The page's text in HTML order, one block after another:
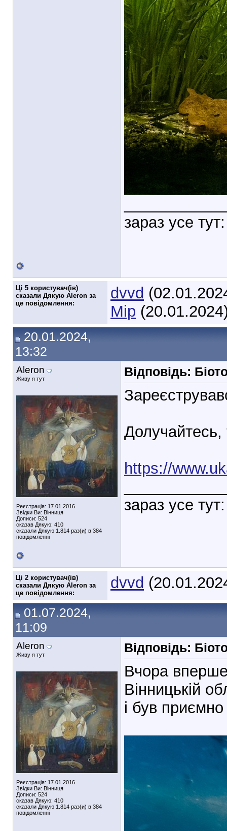
зараз усе
Ці 5 користувач(ів)
сказали Дякую Aleron за
це повідомлення:
dvvd
Мір
20.01.2024,
13:32
Aleron
Живу я тут
Реєстрація: 17.01.2016
Звідки Ви: Вінниця
Дописи: 524
сказав Дякую: 410
сказали Дякую 1.814 раз(и) в 384
повідомленні
Відповідь:
https://
зараз усе
Ці 2 користувач(ів)
сказали Дякую Aleron за
це повідомлення:
dvvd
01.07.2024,
11:09
Aleron
Живу я тут
Реєстрація: 17.01.2016
Звідки Ви: Вінниця
Дописи: 524
сказав Дякую: 410
сказали Дякую 1.814 раз(и) в 384
повідомленні
Відповідь:
Вчора вперше
Вінницькій
і був